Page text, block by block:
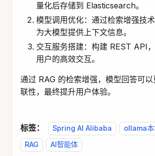
量化后存储到 Elasticsearch。
模型调用优化：通过检索增强技术
为大模型提供上下文信息。
交互服务搭建：构建 REST API
用户的高效交互。
通过 RAG 的检索增强，模型回答可
联性，最终提升用户体验。
标签： Spring AI Alibaba
ollama本
RAG
AI智能体